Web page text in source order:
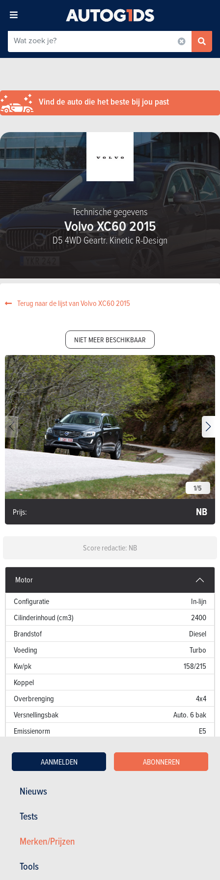
Nieuws
Tests
Merken/Prijzen
Tools
AANMELDEN ABONNEREN
Vind de auto die het beste bij jou past
Technische gegevens
Volvo XC60 2015
D5 4WD Geartr. Kinetic R-Design
Terug naar de lijst van Volvo XC60 2015
NIET MEER BESCHIKBAAR
1/5
Prijs: NB
Score redactie: NB
Motor
Configuratie
In-lijn
Cilinderinhoud (cm3)
2400
Brandstof
Diesel
Voeding
Turbo
Kw/pk
158/215
Koppel
Overbrenging
4x4
Versnellingsbak
Auto. 6 bak
Emissienorm
E5
2
Fiscaal vermogen
Prestaties
Topsnelheid (km/u)
Kw/pk